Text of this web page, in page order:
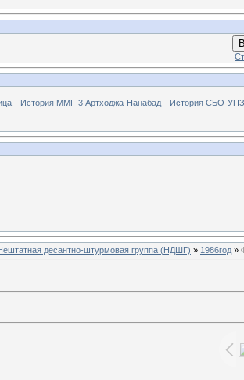
История ММГ-3 Артходжа-Нанабад История СБО-УПЗ
десантно-штурмовая группа (НДШГ) » 1986год »